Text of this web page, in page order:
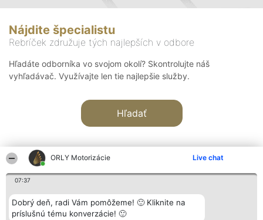
ORLY Motorizácie Live chat
07:37
Dobrý deň, radi Vám pomôžeme! 🙂 Kliknite na
príslušnú tému konverzácie! 🙂
Nájdite špecialistu
Rebríček združuje tých najlepších v odbore
Hľadáte odborníka vo svojom okolí? Skontrolujte náš
vyhľadávač. Využívajte len tie najlepšie služby.
Hľadať
Organizátor hodnotenia
Bright Side Solutions sp. z o.
o. sp. k.
Hodnotenie
Laureáti
Lista
Kontakt
Kontakt